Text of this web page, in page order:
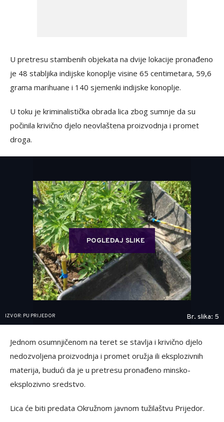
U pretresu stambenih objekata na dvije lokacije pronađeno
je 48 stabljika indijske konoplje visine 65 centimetara, 59,6
grama marihuane i 140 sjemenki indijske konoplje.
U toku je kriminalistička obrada lica zbog sumnje da su
počinila krivično djelo neovlaštena proizvodnja i promet
droga.
POGLEDAJ SLIKE
IZVOR: PU PRIJEDOR Br. slika: 5
Jednom osumnjičenom na teret se stavlja i krivično djelo
nedozvoljena proizvodnja i promet oružja ili eksplozivnih
materija, budući da je u pretresu pronađeno minsko-
eksplozivno sredstvo.
Lica će biti predata Okružnom javnom tužilaštvu Prijedor.